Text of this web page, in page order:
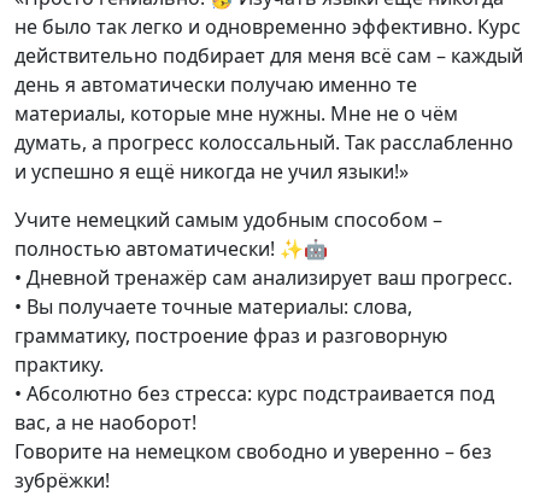
не было так легко и одновременно эффективно. Курс
действительно подбирает для меня всё сам – каждый
день я автоматически получаю именно те
материалы, которые мне нужны. Мне не о чём
думать, а прогресс колоссальный. Так расслабленно
и успешно я ещё никогда не учил языки!»
Учите немецкий самым удобным способом –
полностью автоматически! ✨🤖
• Дневной тренажёр сам анализирует ваш прогресс.
• Вы получаете точные материалы: слова,
грамматику, построение фраз и разговорную
практику.
• Абсолютно без стресса: курс подстраивается под
вас, а не наоборот!
Говорите на немецком свободно и уверенно – без
зубрёжки!